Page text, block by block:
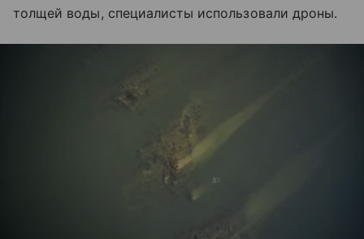
толщей воды, специалисты использовали дроны.